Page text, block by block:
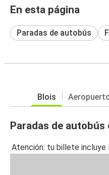
En esta página
Paradas de autobús
Blois
Paradas de autobús
Atención: tu billete incluye